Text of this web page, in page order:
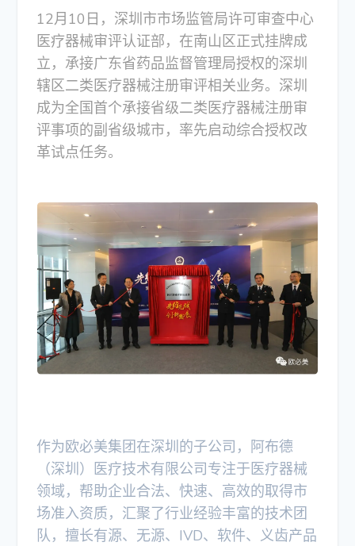
12月10日，深圳市市场监管局许可审查中心
医疗器械审评认证部，在南山区正式挂牌成
立，承接广东省药品监督管理局授权的深圳
辖区二类医疗器械注册审评相关业务。深圳
成为全国首个承接省级二类医疗器械注册审
评事项的副省级城市，率先启动综合授权改
革试点任务。
作为欧必美集团在深圳的子公司，阿布德
（深圳）医疗技术有限公司专注于医疗器械
领域，帮助企业合法、快速、高效的取得市
场准入资质，汇聚了行业经验丰富的技术团
队，擅长有源、无源、IVD、软件、义齿产品